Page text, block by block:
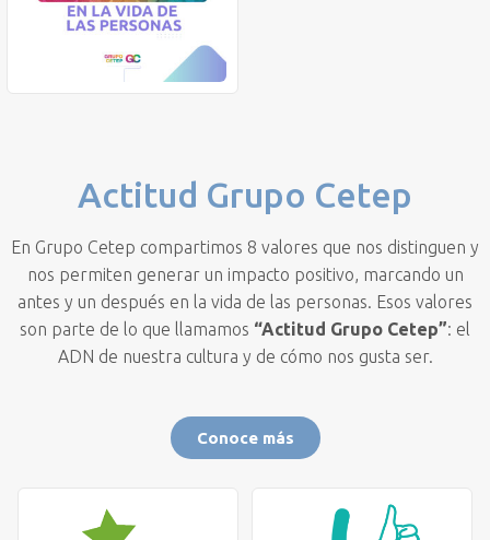
Actitud Grupo Cetep
En Grupo Cetep compartimos 8 valores que nos distinguen y
nos permiten generar un impacto positivo, marcando un
antes y un después en la vida de las personas. Esos valores
son parte de lo que llamamos “Actitud Grupo Cetep”: el
ADN de nuestra cultura y de cómo nos gusta ser.
Conoce más